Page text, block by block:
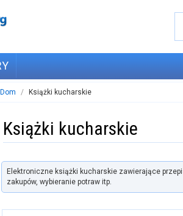
Dom / Książki kucharskie
Książki kucharskie
Elektroniczne książki kucharskie zawierające
zakupów, wybieranie potraw itp.